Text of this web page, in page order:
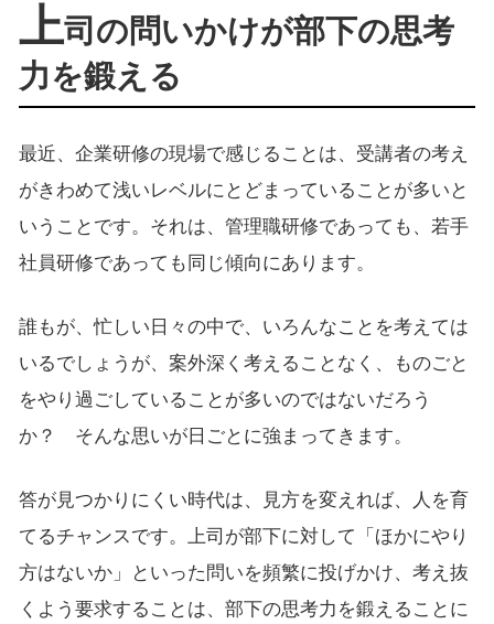
上司の問いかけが部下の思考
力を鍛える
最近、企業研修の現場で感じることは、受講者の考え
がきわめて浅いレベルにとどまっていることが多いと
いうことです。それは、管理職研修であっても、若手
社員研修であっても同じ傾向にあります。
誰もが、忙しい日々の中で、いろんなことを考えては
いるでしょうが、案外深く考えることなく、ものごと
をやり過ごしていることが多いのではないだろう
か？ そんな思いが日ごとに強まってきます。
答が見つかりにくい時代は、見方を変えれば、人を育
てるチャンスです。上司が部下に対して「ほかにやり
方はないか」といった問いを頻繁に投げかけ、考え抜
くよう要求することは、部下の思考力を鍛えることに